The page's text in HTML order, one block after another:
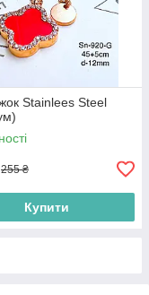
Stainlees Steel
255 ₴
Купити